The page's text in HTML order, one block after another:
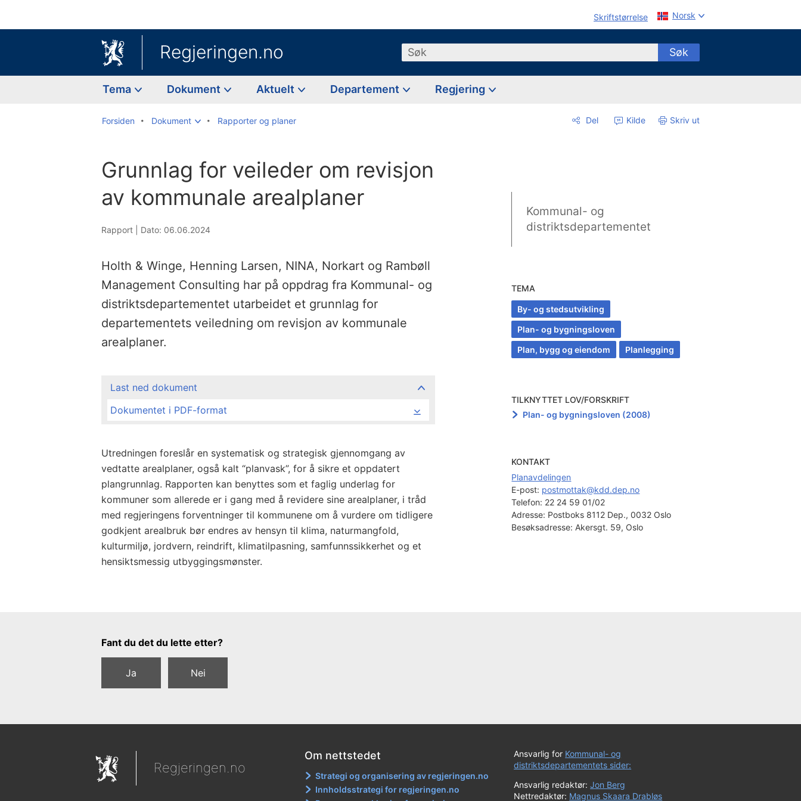
Skriftstørrelse Norsk
Regjeringen.no Søk Søk
Tema Dokument Aktuelt Departement Regjering
Forsiden Dokument Rapporter og planer Del Kilde Skriv ut
Grunnlag for veileder om revisjon
av kommunale arealplaner
Rapport | Dato: 06.06.2024
Holth & Winge, Henning Larsen, NINA, Norkart og Rambøll
Management Consulting har på oppdrag fra Kommunal- og
distriktsdepartementet utarbeidet et grunnlag for
departementets veiledning om revisjon av kommunale
arealplaner.
Last ned dokument
Dokumentet i PDF-format
Utredningen foreslår en systematisk og strategisk gjennomgang av
vedtatte arealplaner, også kalt “planvask”, for å sikre et oppdatert
plangrunnlag. Rapporten kan benyttes som et faglig underlag for
kommuner som allerede er i gang med å revidere sine arealplaner, i tråd
med regjeringens forventninger til kommunene om å vurdere om tidligere
godkjent arealbruk bør endres av hensyn til klima, naturmangfold,
kulturmiljø, jordvern, reindrift, klimatilpasning, samfunnssikkerhet og et
hensiktsmessig utbyggingsmønster.
Kommunal- og
distriktsdepartementet
TEMA
By- og stedsutvikling
Plan- og bygningsloven
Plan, bygg og eiendom
Planlegging
TILKNYTTET LOV/FORSKRIFT
Plan- og bygningsloven (2008)
KONTAKT
Planavdelingen
E-post: postmottak@kdd.dep.no
Telefon: 22 24 59 01/02
Adresse: Postboks 8112 Dep., 0032 Oslo
Besøksadresse: Akersgt. 59, Oslo
Tilbakemeldingsskjema
Fant du det du lette etter?
Ja Nei
Regjeringen.no
Om nettstedet
Strategi og organisering av regjeringen.no
Innholdsstrategi for regjeringen.no
Ansvarlig for Kommunal- og
distriktsdepartementets sider:
Ansvarlig redaktør:Jon Berg
Nettredaktør: Magnus Skaara Drabløs